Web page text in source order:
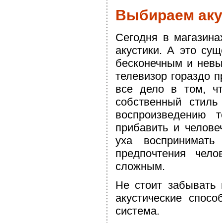
Выбираем
Сегодня в
акустики. А это
бесконечным и
телевизор гораздо
все дело в том,
собственный
прибавить и
уха
предпочтения
сложным.
Не стоит
акустические
система.